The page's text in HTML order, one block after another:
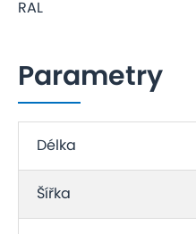
RAL
Parametry
Délka
Šířka